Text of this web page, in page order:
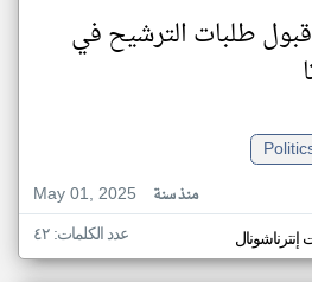
طلبات الترشيح في
May 01, 2025
منذ سنة
عدد الكلمات: ٤٢